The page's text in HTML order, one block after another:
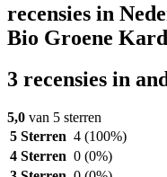
recensies in
Bio Groene
3 recensies in
5,0 van 5 sterren
5 Sterren 4 (100%)
4 Sterren 0 (0%)